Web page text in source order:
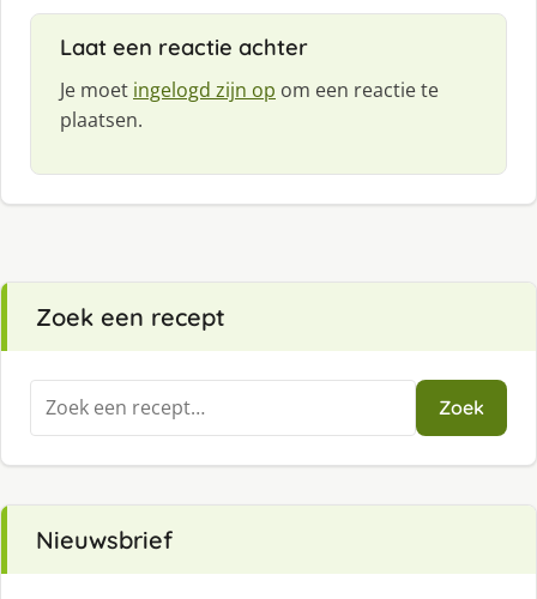
Laat een reactie achter
Je moet ingelogd zijn op om een reactie te
plaatsen.
Zoek een recept
Zoeken
naar:
Zoek
Nieuwsbrief